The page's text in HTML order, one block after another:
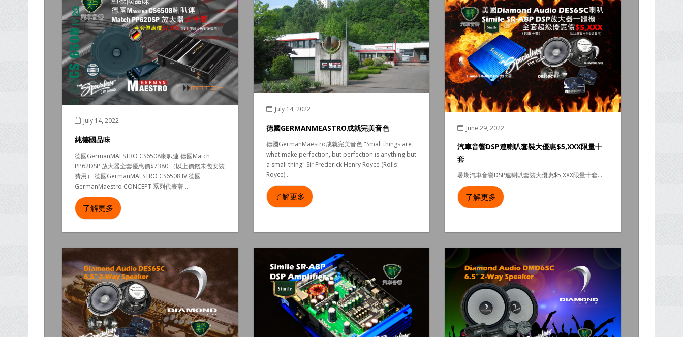
July 14, 2022
純德國品味
德國GermanMAESTRO CS6508喇叭連 德國Match
PP62DSP 放大器全套優惠價$7380 （以上價錢未包安裝
費用） 德國GermanMAESTRO CS6508 IV 德國
GermanMaestro CONCEPT 系列代表著...
了解更多
July 14, 2022
德國GERMANMEASTRO成就完美音色
德國GermanMaestro成就完美音色 "Small things are
what make perfection, but perfection is anything but
a small thing" Sir Frederick Henry Royce (Rolls-
Royce)...
了解更多
June 29, 2022
汽車音響DSP連喇叭套裝大優惠$5,XXX限量十
套
暑期汽車音響DSP連喇叭套裝大優惠$5,XXX限量十套...
了解更多